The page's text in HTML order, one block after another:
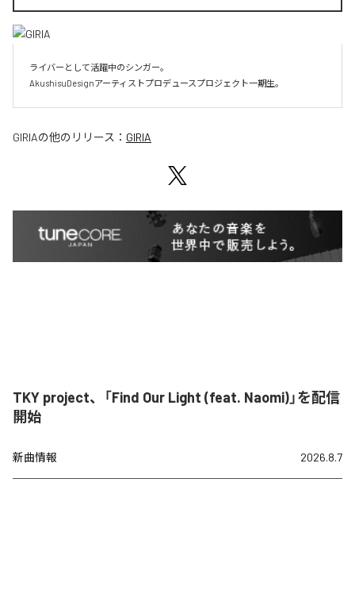
ライバーとして活躍中のシンガー。
AkushisuDesignアーティストプロデュースプロジェクト一期生。
GIRIAの他のリリース： GIRIA
TKY project、「Find Our Light (feat. Naomi)」を配信
開始
新曲情報 2026.8.7